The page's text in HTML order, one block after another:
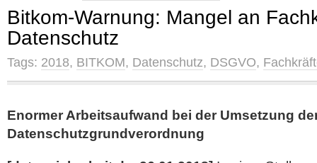
Bitkom-Warnung: Mangel an
Datenschutz
Tags: 2018, BITKOM, Datenschutz, DSGVO,
Enormer Arbeitsaufwand bei der Umsetzung
Datenschutzgrundverordnung